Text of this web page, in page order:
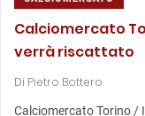
Calciomercato
verrà riscattato
Di Pietro Bottero
Calciomercato Torino /